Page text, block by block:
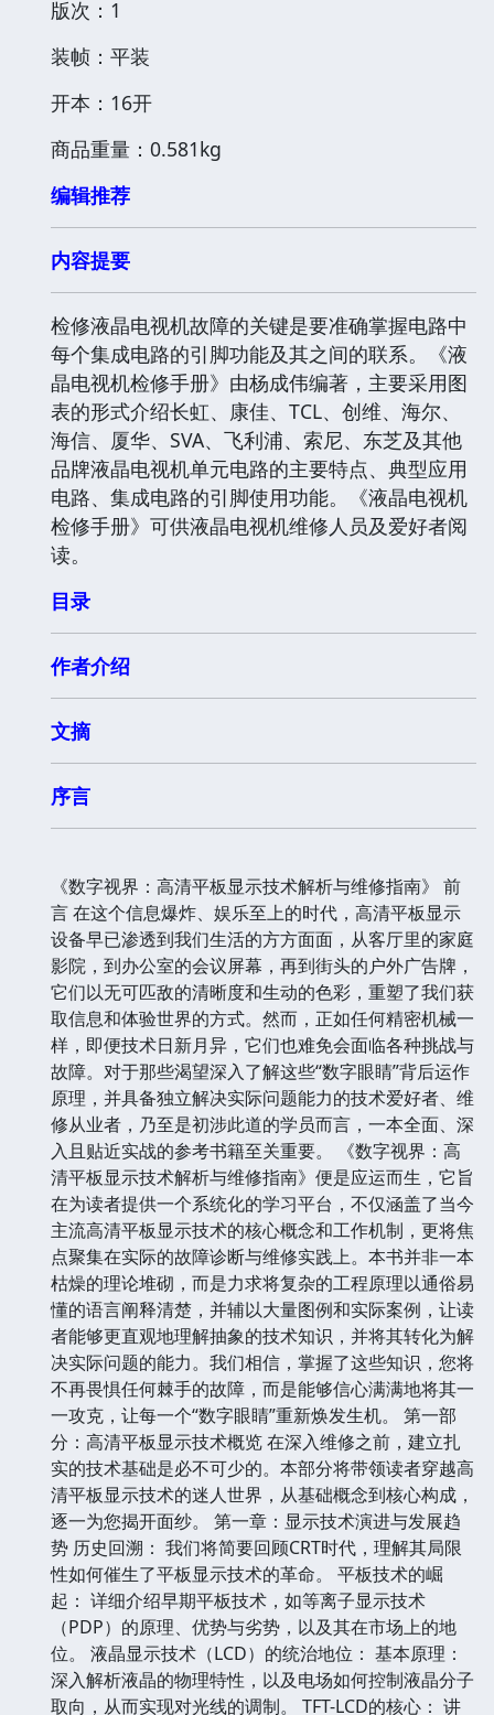
版次：1
装帧：平装
开本：16开
商品重量：0.581kg
编辑推荐
内容提要
检修液晶电视机故障的关键是要准确掌握电路中
每个集成电路的引脚功能及其之间的联系。《液
晶电视机检修手册》由杨成伟编著，主要采用图
表的形式介绍长虹、康佳、TCL、创维、海尔、
海信、厦华、SVA、飞利浦、索尼、东芝及其他
品牌液晶电视机单元电路的主要特点、典型应用
电路、集成电路的引脚使用功能。《液晶电视机
检修手册》可供液晶电视机维修人员及爱好者阅
读。
目录
作者介绍
文摘
序言
《数字视界：高清平板显示技术解析与维修指南》 前
言 在这个信息爆炸、娱乐至上的时代，高清平板显示
设备早已渗透到我们生活的方方面面，从客厅里的家庭
影院，到办公室的会议屏幕，再到街头的户外广告牌，
它们以无可匹敌的清晰度和生动的色彩，重塑了我们获
取信息和体验世界的方式。然而，正如任何精密机械一
样，即便技术日新月异，它们也难免会面临各种挑战与
故障。对于那些渴望深入了解这些“数字眼睛”背后运作
原理，并具备独立解决实际问题能力的技术爱好者、维
修从业者，乃至是初涉此道的学员而言，一本全面、深
入且贴近实战的参考书籍至关重要。 《数字视界：高
清平板显示技术解析与维修指南》便是应运而生，它旨
在为读者提供一个系统化的学习平台，不仅涵盖了当今
主流高清平板显示技术的核心概念和工作机制，更将焦
点聚集在实际的故障诊断与维修实践上。本书并非一本
枯燥的理论堆砌，而是力求将复杂的工程原理以通俗易
懂的语言阐释清楚，并辅以大量图例和实际案例，让读
者能够更直观地理解抽象的技术知识，并将其转化为解
决实际问题的能力。我们相信，掌握了这些知识，您将
不再畏惧任何棘手的故障，而是能够信心满满地将其一
一攻克，让每一个“数字眼睛”重新焕发生机。 第一部
分：高清平板显示技术概览 在深入维修之前，建立扎
实的技术基础是必不可少的。本部分将带领读者穿越高
清平板显示技术的迷人世界，从基础概念到核心构成，
逐一为您揭开面纱。 第一章：显示技术演进与发展趋
势 历史回溯： 我们将简要回顾CRT时代，理解其局限
性如何催生了平板显示技术的革命。 平板技术的崛
起： 详细介绍早期平板技术，如等离子显示技术
（PDP）的原理、优势与劣势，以及其在市场上的地
位。 液晶显示技术（LCD）的统治地位： 基本原理：
深入解析液晶的物理特性，以及电场如何控制液晶分子
取向，从而实现对光线的调制。 TFT-LCD的核心： 讲